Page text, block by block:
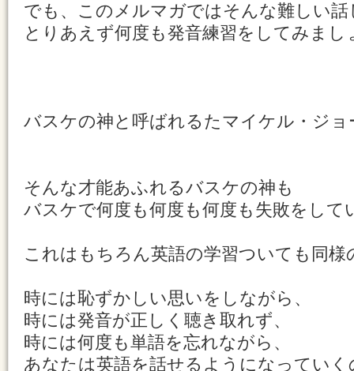
でも、このメルマガではそんな難しい
とりあえず何度も発音練習をしてみまし
バスケの神と呼ばれるたマイケル・ジョ
そんな才能あふれるバスケの神も
バスケで何度も何度も何度も失敗をして
これはもちろん英語の学習ついても同
時には恥ずかしい思いをしながら、
時には発音が正しく聴き取れず、
時には何度も単語を忘れながら、
あなたは英語を話せるようになっていく